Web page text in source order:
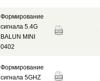
Формирование
сигнала 5.4G
BALUN MINI
0402
Формирование
сигнала 5GHZ